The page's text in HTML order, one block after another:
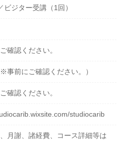
ビジター受講（1回）
確認ください。
事前にご確認ください。）
確認ください。
studiocarib
月謝、諸経費、コース詳細等は